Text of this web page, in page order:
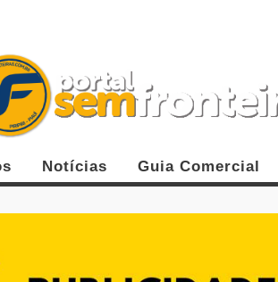
Notícias Guia Comercial